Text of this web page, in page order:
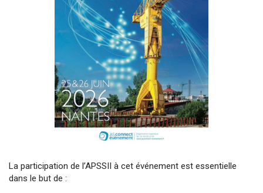
La participation de l’APSSII à cet événement est essentielle
dans le but de :